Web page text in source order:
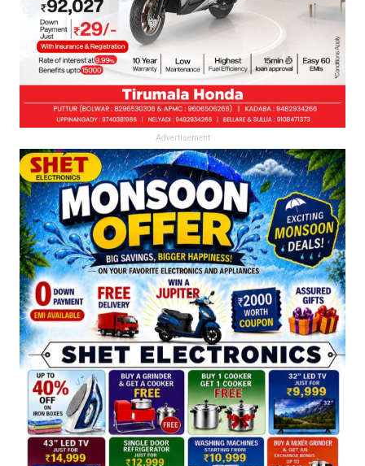
Advertisement